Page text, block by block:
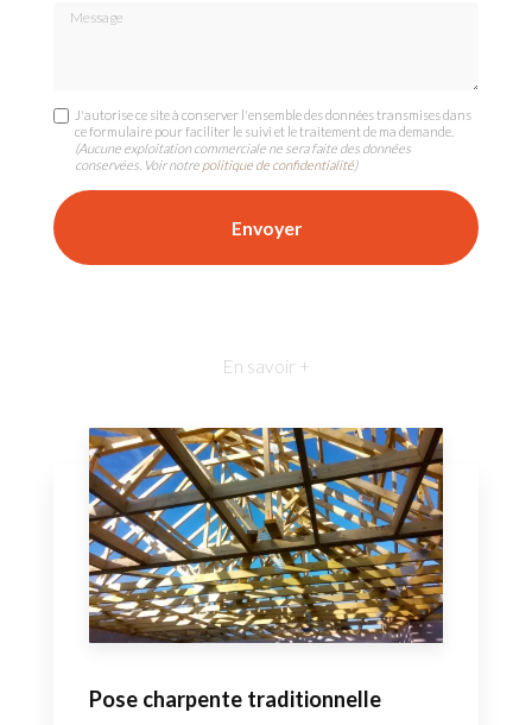
Message
J'autorise ce site à conserver l'ensemble des données transmises dans
ce formulaire pour faciliter le suivi et le traitement de ma demande.
(Aucune exploitation commerciale ne sera faite des données
conservées. Voir notre politique de confidentialité)
En savoir +
Pose charpente traditionnelle